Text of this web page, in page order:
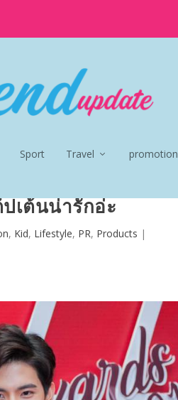
Sport Travel promotion
เต้นน่ารักอ่ะ
, Kid, Lifestyle, PR, Products |